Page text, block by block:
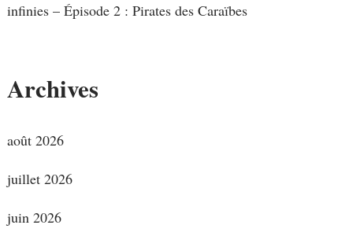
infinies – Épisode 2 : Pirates des Caraïbes
Archives
août 2026
juillet 2026
juin 2026